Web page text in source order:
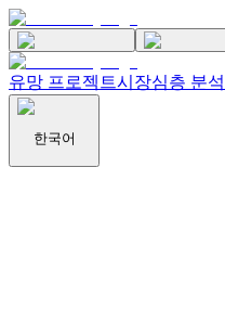
유망 프로젝트시장심층 분석
한국어